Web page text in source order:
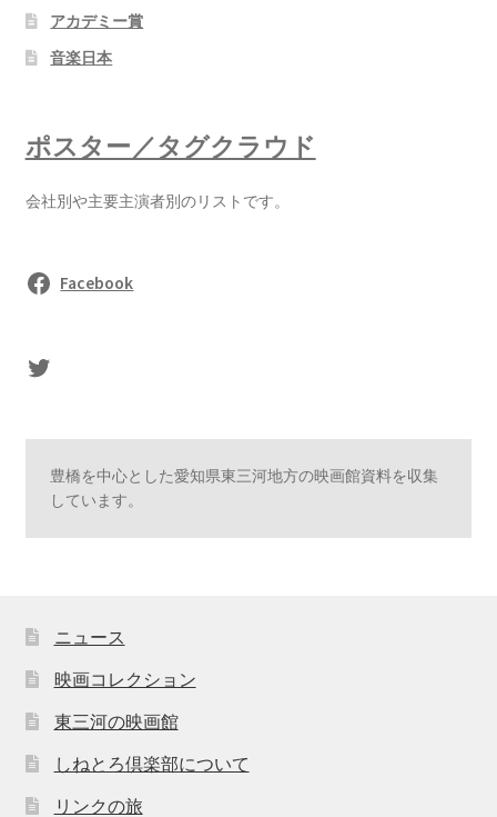
アカデミー賞
音楽日本
ポスター／タグクラウド
会社別や主要主演者別のリストです。
Facebook
sasaki's Twitter
豊橋を中心とした愛知県東三河地方の映画館資料を収集
しています。
ニュース
映画コレクション
東三河の映画館
しねとろ倶楽部について
リンクの旅